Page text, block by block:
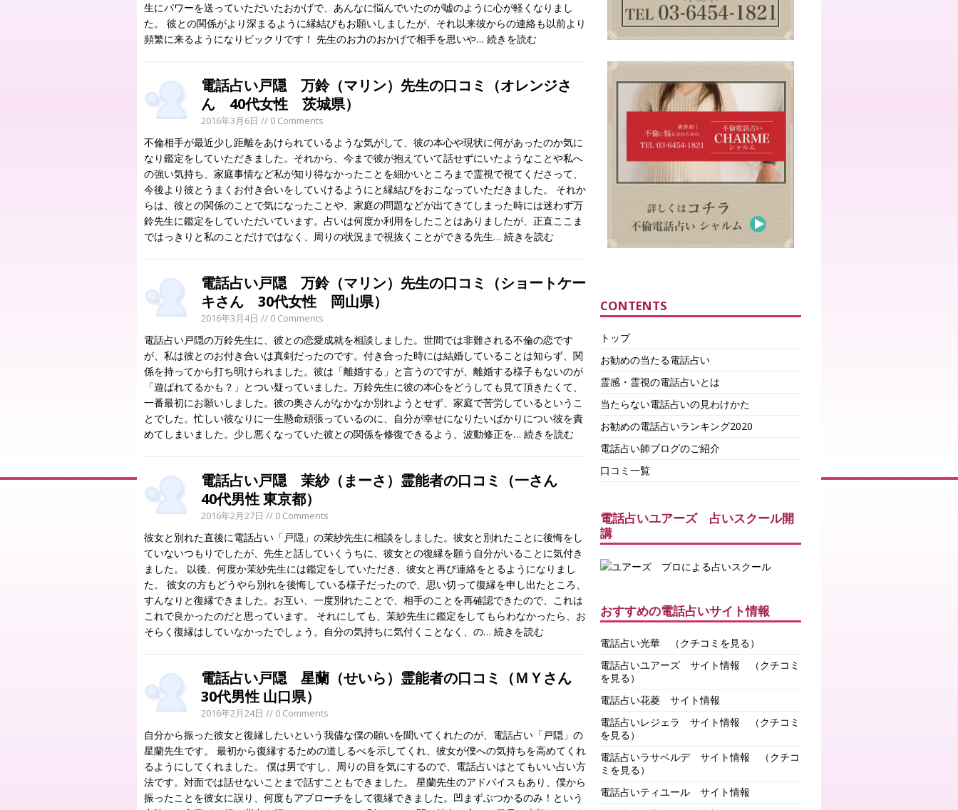
生にパワーを送っていただいたおかげで、あんなに悩んでいたのが嘘のように心が軽くなりまし
た。 彼との関係がより深まるように縁結びもお願いしましたが、それ以来彼からの連絡も以前より
頻繁に来るようになりビックリです！ 先生のお力のおかげで相手を思いや… 続きを読む
電話占い戸隠 万鈴（マリン）先生の口コミ（オレンジさ
ん 40代女性 茨城県）
2016年3月6日 // 0 Comments
不倫相手が最近少し距離をあけられているような気がして、彼の本心や現状に何があったのか気に
なり鑑定をしていただきました。それから、今まで彼が抱えていて話せずにいたようなことや私へ
の強い気持ち、家庭事情など私が知り得なかったことを細かいところまで霊視で視てくださって、
今後より彼とうまくお付き合いをしていけるようにと縁結びをおこなっていただきました。 それか
らは、彼との関係のことで気になったことや、家庭の問題などが出てきてしまった時には迷わず万
鈴先生に鑑定をしていただいています。占いは何度か利用をしたことはありましたが、正直ここま
ではっきりと私のことだけではなく、周りの状況まで視抜くことができる先生… 続きを読む
電話占い戸隠 万鈴（マリン）先生の口コミ（ショートケー
キさん 30代女性 岡山県）
2016年3月4日 // 0 Comments
電話占い戸隠の万鈴先生に、彼との恋愛成就を相談しました。世間では非難される不倫の恋です
が、私は彼とのお付き合いは真剣だったのです。付き合った時には結婚していることは知らず、関
係を持ってから打ち明けられました。彼は「離婚する」と言うのですが、離婚する様子もないのが
「遊ばれてるかも？」とつい疑っていました。万鈴先生に彼の本心をどうしても見て頂きたくて、
一番最初にお願いしました。彼の奥さんがなかなか別れようとせず、家庭で苦労しているというこ
とでした。忙しい彼なりに一生懸命頑張っているのに、自分が幸せになりたいばかりについ彼を責
めてしまいました。少し悪くなっていた彼との関係を修復できるよう、波動修正を… 続きを読む
電話占い戸隠 茉紗（まーさ）霊能者の口コミ（一さん
40代男性 東京都）
2016年2月27日 // 0 Comments
彼女と別れた直後に電話占い「戸隠」の茉紗先生に相談をしました。彼女と別れたことに後悔をし
ていないつもりでしたが、先生と話していくうちに、彼女との復縁を願う自分がいることに気付き
ました。 以後、何度か茉紗先生には鑑定をしていただき、彼女と再び連絡をとるようになりまし
た。 彼女の方もどうやら別れを後悔している様子だったので、思い切って復縁を申し出たところ、
すんなりと復縁できました。お互い、一度別れたことで、相手のことを再確認できたので、これは
これで良かったのだと思っています。 それにしても、茉紗先生に鑑定をしてもらわなかったら、お
そらく復縁はしていなかったでしょう。自分の気持ちに気付くことなく、の… 続きを読む
電話占い戸隠 星蘭（せいら）霊能者の口コミ（ＭＹさん
30代男性 山口県）
2016年2月24日 // 0 Comments
自分から振った彼女と復縁したいという我儘な僕の願いを聞いてくれたのが、電話占い「戸隠」の
星蘭先生です。 最初から復縁するための道しるべを示してくれ、彼女が僕への気持ちを高めてくれ
るようにしてくれました。 僕は男ですし、周りの目を気にするので、電話占いはとてもいい占い方
法です。対面では話せないことまで話すこともできました。 星蘭先生のアドバイスもあり、僕から
振ったことを彼女に誤り、何度もアプローチをして復縁できました。凹まずぶつかるのみ！という
CONTENTS
トップ
お勧めの当たる電話占い
霊感・霊視の電話占いとは
当たらない電話占いの見わけかた
お勧めの電話占いランキング2020
電話占い師ブログのご紹介
口コミ一覧
電話占いユアーズ 占いスクール開
講
おすすめの電話占いサイト情報
電話占い光華
（クチコミを見る）
電話占いユアーズ サイト情報
（クチコミ
を見る）
電話占い花菱 サイト情報
電話占いレジェラ サイト情報
（クチコミ
を見る）
電話占いラサベルデ サイト情報
（クチコ
ミを見る）
電話占いティユール サイト情報